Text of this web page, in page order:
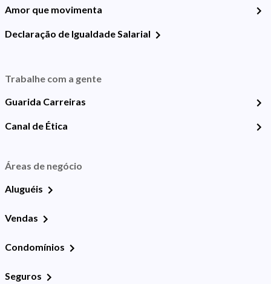
Amor que movimenta
Declaração de Igualdade Salarial
Trabalhe com a gente
Guarida Carreiras
Canal de Ética
Áreas de negócio
Aluguéis
Vendas
Condomínios
Seguros